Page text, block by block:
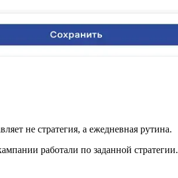
не стратегия, а ежедневная рутина.
работали по заданной стратегии.